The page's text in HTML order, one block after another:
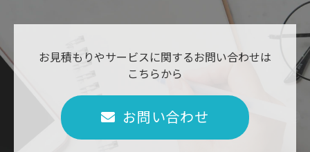
お見積もりやサービスに関するお問い合わせは
こちらから
お問い合わせ